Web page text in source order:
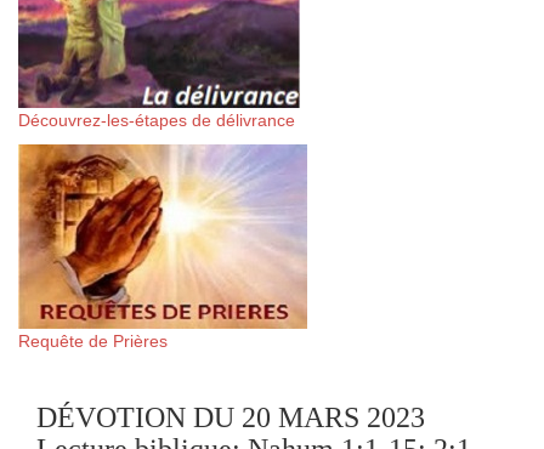
Découvrez-les-étapes de délivrance
Requête de Prières
DÉVOTION DU 20 MARS 2023